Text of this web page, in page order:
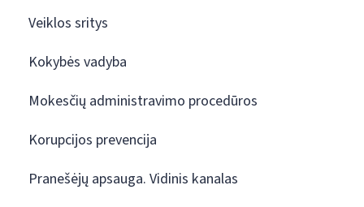
Veiklos sritys
Kokybės vadyba
Mokesčių administravimo procedūros
Korupcijos prevencija
Pranešėjų apsauga. Vidinis kanalas